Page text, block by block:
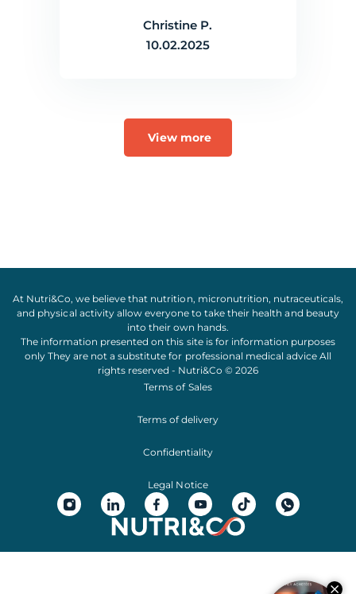
Christine P.
10.02.2025
View more
At Nutri&Co, we believe that nutrition, micronutrition, nutraceuticals,
and physical activityallow everyone to take their health and beauty
into their own hands.
The information presented on this site is for information purposes
only They are not a substitute for professional medical advice All
rights reserved - Nutri&Co © 2026
Terms of Sales
Terms of delivery
Confidentiality
Legal Notice